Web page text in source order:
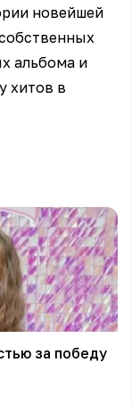
новейшей
альбома и
хитов в
за победу